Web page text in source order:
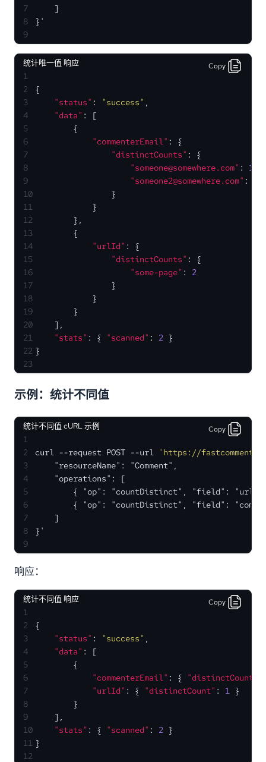
7
    ]
8
}'
9
统计唯一值 响应 Copy
1
2
{
3
"status" : "success" ,
4
"data" :
[
5
{
6
"commenterEmail" :
{
7
"distinctCounts" :
{
8
"someone@somewhere.com" : 1
9
"someone2@somewhere.com" :
10
}
11
}
12
} ,
13
{
14
"urlId" :
{
15
"distinctCounts" :
{
16
"some-page" :
2
17
}
18
}
19
}
20
] ,
21
"stats" : { "scanned" : 2 }
22 }
23
示例：统计不同值
统计不同值 cURL 示例 Copy
1
2
curl --request POST --url
'https://
3
    "resourceName": "Comment",
4
    "operations": [
5
{ "op": "countDistinct", "field":
6
{ "op": "countDistinct", "field":
7
    ]
8
}'
9
响应：
统计不同值 响应 Copy
1
2
{
3
"status" : "success" ,
4
"data" :
[
5
{
6
"commenterEmail" : { "distinctCount"
7
"urlId" : { "distinctCount" : 1 }
8
}
9
] ,
10
"stats" : { "scanned" : 2 }
11 }
12